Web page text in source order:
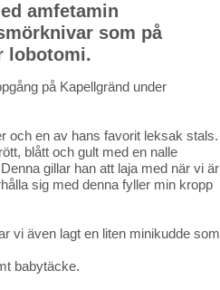
amfetamin
som på
lobotomi.
på Kapellgränd under
och en av hans favorit leksak stals.
blått och gult med en nalle
gillar han att laja med när vi är
sig med denna fyller min kropp
vi även lagt en liten minikudde som
babytäcke.